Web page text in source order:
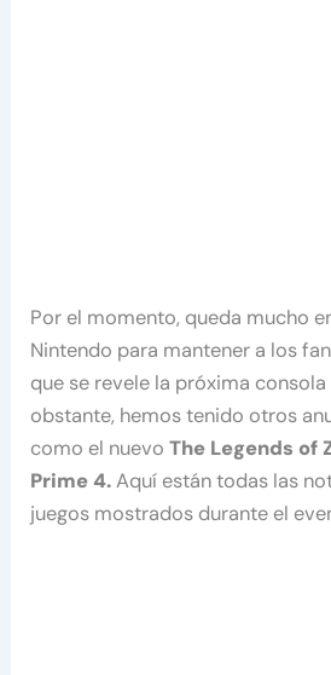
Por el momento, queda mucho
Nintendo para mantener a los
que se revele la próxima
obstante, hemos tenido otros
como el nuevoThe Legends of
Prime 4.Aquí están todas las
juegos mostrados durante el